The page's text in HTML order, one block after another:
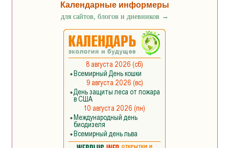
Календарные информеры
для сайтов, блогов и дневников →